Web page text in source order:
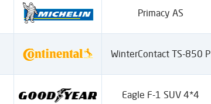
Primacy AS
WinterContact TS-850 P
Eagle F-1 SUV 4*4